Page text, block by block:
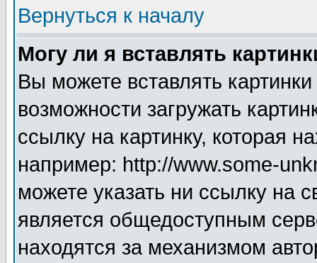
Вернуться к началу
Могу ли я вставлять
Вы можете вставлять
возможности загружать
ссылку на картинку, которая
например: http://www.some-
можете указать ни ссылку на
является общедоступным
находятся за механизмом